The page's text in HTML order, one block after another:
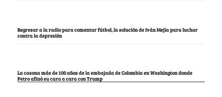
Regresar a la radio para comentar fútbol, la solución de Iván Mejía para luchar
contra la depresión
La casona más de 100 años de la embajada de Colombia en Washington donde
Petro afinó su cara a cara con Trump